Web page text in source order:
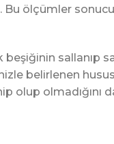
Bu ölçümler
sallanıp
belirlenen
olup olmadığını